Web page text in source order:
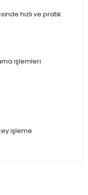
hızlı ve pratik
işlemleri
işleme